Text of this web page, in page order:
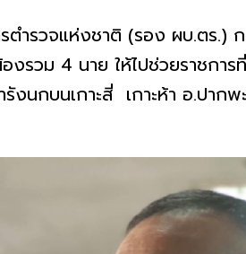
ำรวจแห่งชาติ (รอง ผบ.ตร.)
รวม 4 นาย ให้ไปช่วยราชกา
รังนกบนเกาะสี่ เกาะห้า อ.ปา